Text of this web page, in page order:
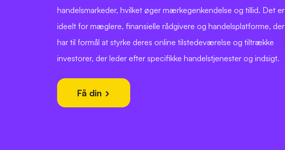
handelsmarkeder, hvilket øger mærkegenkendelse og tillid. Det er
ideelt for mæglere, finansielle rådgivere og handelsplatforme, der
har til formål at styrke deres online tilstedeværelse og tiltrække
investorer, der leder efter specifikke handelstjenester og indsigt.
Få din